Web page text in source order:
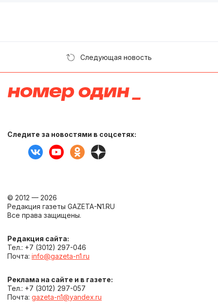
Следующая новость
Следите за новостями в соцсетях:
© 2012 — 2026
Редакция газеты GAZETA-N1.RU
Все права защищены.
Редакция сайта:
Тел.: +7 (3012) 297-046
Почта: info@gazeta-n1.ru
Реклама на сайте и в газете:
Тел.: +7 (3012) 297-057
Почта: gazeta-n1@yandex.ru